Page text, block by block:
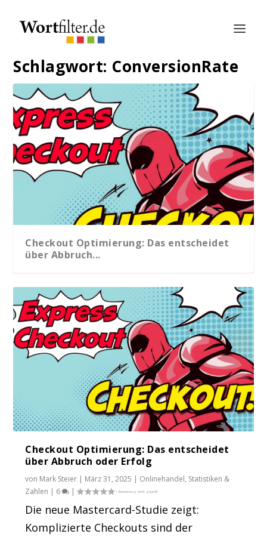
Schlagwort: ConversionRate
Checkout Optimierung: Das entscheidet
über Abbruch...
Das passiert, wenn du PayPal im
Onlineshop abschal...
Studie: Bewertungen steigern den
Umsatz von KMU
Checkout Optimierung: Das entscheidet
über Abbruch oder Erfolg
von Mark Steier | März 31, 2025 | Onlinehandel, Statistiken &
Zahlen | 6 |
Die neue Mastercard-Studie zeigt:
Komplizierte Checkouts sind der